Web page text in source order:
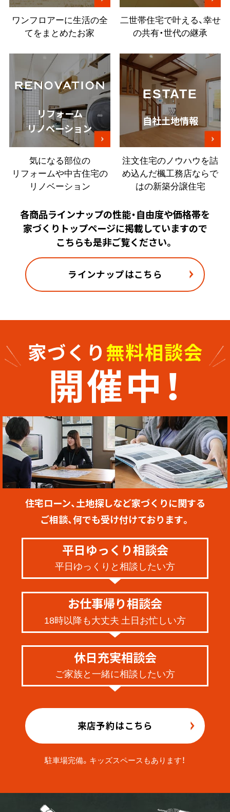
ワンフロアーに生活の全
てをまとめたお家
二世帯住宅で叶える、幸せ
の共有・世代の継承
リフォーム
リノベーション
気になる部位の
リフォームや中古住宅の
リノベーション
ESTATE
自社土地情報
注文住宅のノウハウを詰
め込んだ楓工務店ならで
はの新築分譲住宅
各商品ラインナップの性能・自由度や価格帯を
家づくりトップページに掲載していますので
こちらも是非ご覧ください。
ラインナップはこちら
家づく り無料相談会
開催中！
住宅ローン、土地探しなど家づくりに関する
ご相談、何でも受け付けております。
平日ゆっくり相談会
平日ゆっくりと相談したい方
お仕事帰り相談会
18時以降も大丈夫 土日お忙しい方
休日充実相談会
ご家族と一緒に相談したい方
来店予約はこちら
駐車場完備。キッズスペースもあります！